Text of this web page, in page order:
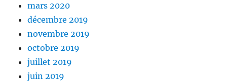
mars 2020
décembre 2019
novembre 2019
octobre 2019
juillet 2019
juin 2019